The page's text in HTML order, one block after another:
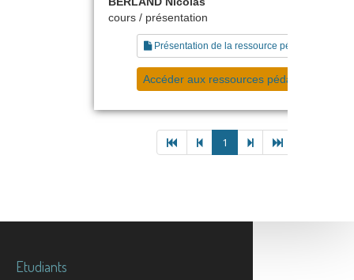
cours / présentation
Présentation de la ressource pédagogique
Accéder aux ressources pédagogiques
1
Etudiants